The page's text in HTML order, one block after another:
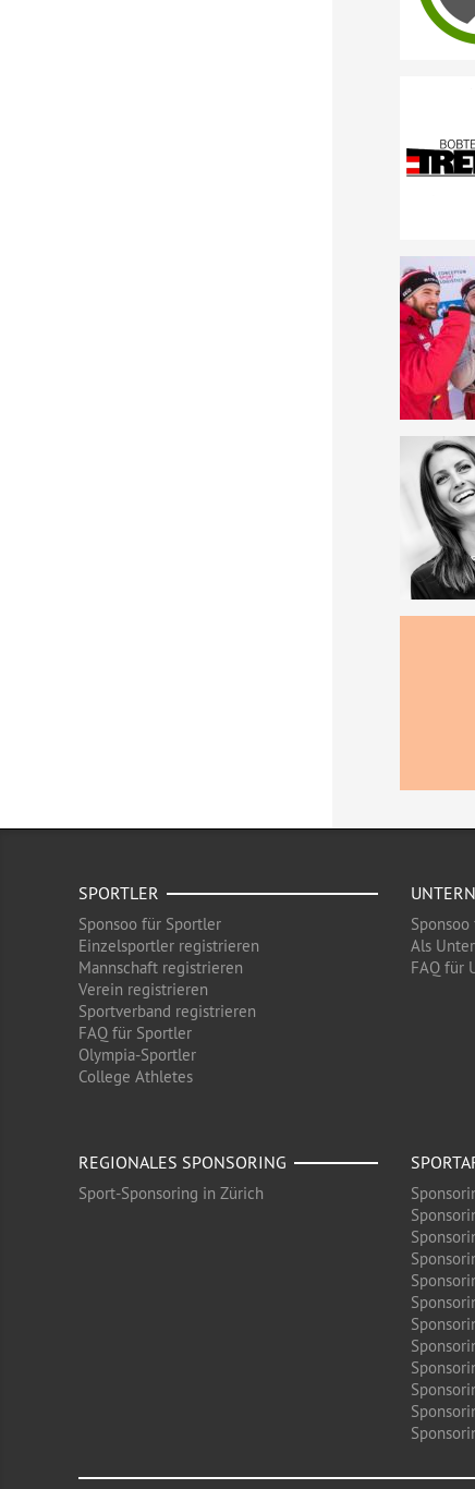
SPORTLER
Sponsoo für Sportler
Einzelsportler registrieren
Mannschaft registrieren
Verein registrieren
Sportverband registrieren
FAQ für Sportler
Olympia-Sportler
College Athletes
Als
FAQ für
REGIONALES SPONSORING
Sport-Sponsoring in Zürich